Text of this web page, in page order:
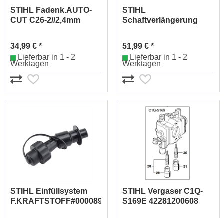
STIHL Fadenk.AUTO-
CUT C26-2//2,4mm
34,99 € *
Lieferbar in 1 - 2
Werktagen
STIHL
Schaftverlängerung
51,99 € *
Lieferbar in 1 - 2
Werktagen
STIHL Einfüllsystem
F.KRAFTSTOFF#00008905005
STIHL Vergaser C1Q-
S169E 42281200608